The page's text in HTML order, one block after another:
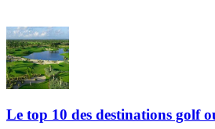
Le top 10 des destinations golf